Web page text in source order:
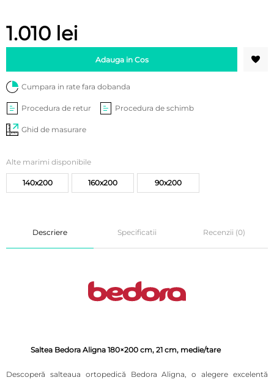
1.010 lei
Adauga in Cos
Cumpara in rate fara dobanda
Procedura de retur Procedura de schimb
Ghid de masurare
Alte marimi disponibile
140x200 160x200 90x200
Descriere Specificatii Recenzii (0)
Saltea Bedora Aligna 180×200 cm, 21 cm, medie/tare
Descoperă salteaua ortopedică Bedora Aligna, o alegere excelentă